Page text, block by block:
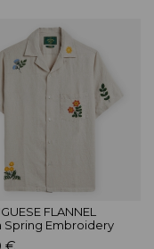
FLANNEL
Spring Embroidery